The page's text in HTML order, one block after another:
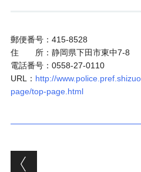
郵便番号：415-8528
住 所：静岡県下田市東中7-8
電話番号：0558-27-0110
URL： http://
page/top-page.html
投稿ナビゲー